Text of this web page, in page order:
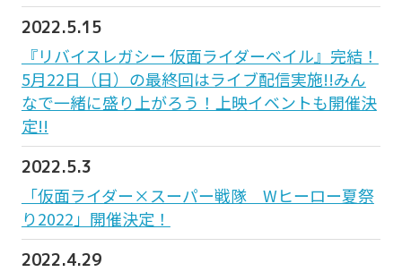
2022.5.15
『リバイスレガシー 仮面ライダーベイル』完結！
5月22日（日）の最終回はライブ配信実施!!みん
なで一緒に盛り上がろう！上映イベントも開催決
定!!
2022.5.3
「仮面ライダー×スーパー戦隊 Wヒーロー夏祭
り2022」開催決定！
2022.4.29